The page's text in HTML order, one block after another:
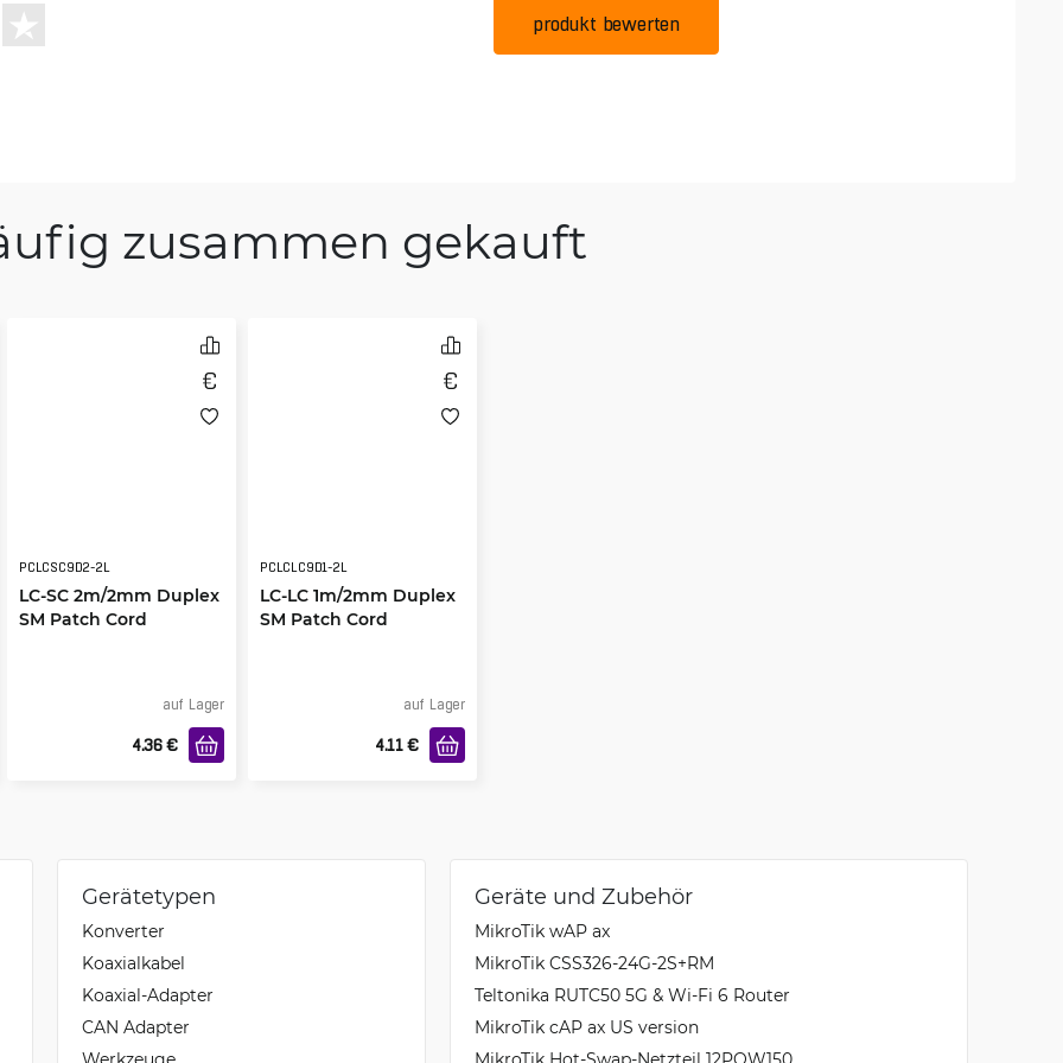
produkt bewerten
zusammen gekauft
PCLCSC9D2-2L
LC-SC 2m/2mm Duplex
SM Patch Cord
auf Lager
4.36 €
PCLCLC9D1-2L
LC-LC 1m/2mm Duplex
SM Patch Cord
auf Lager
4.11 €
Gerätetypen
Konverter
Koaxialkabel
Koaxial-Adapter
CAN Adapter
Geräte und Zubehör
MikroTik wAP ax
MikroTik CSS326-24G-2S+RM
Teltonika RUTC50 5G & Wi-Fi 6 Router
MikroTik cAP ax US version